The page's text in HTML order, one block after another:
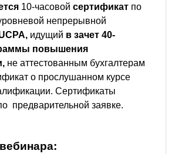
10-часовой сертификат по
непрерывной
идущий в зачет 40-
повышения
не аттестованным бухгалтерам
о прослушанном курсе
Сертификаты
предварительной заявке.